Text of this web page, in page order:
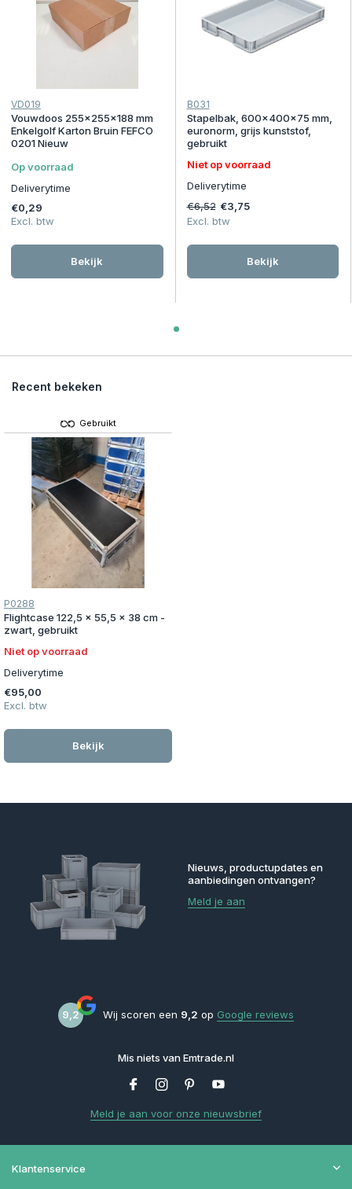
VD019
Vouwdoos 255x255x188 mm
Enkelgolf Karton Bruin FEFCO
0201 Nieuw
Op voorraad
Deliverytime
€0,29
Excl. btw
Bekijk
B031
Stapelbak, 600x400x75 mm,
euronorm, grijs kunststof,
gebruikt
Niet op voorraad
Deliverytime
€6,52 €3,75
Excl. btw
Bekijk
Recent bekeken
Gebruikt
P0288
Flightcase 122,5 x 55,5 x 38 cm -
zwart, gebruikt
Niet op voorraad
Deliverytime
€95,00
Excl. btw
Bekijk
Nieuws, productupdates en
aanbiedingen ontvangen?
Meld je aan
9,2 Wij scoren een 9,2 op Google reviews
Mis niets van Emtrade.nl
Meld je aan voor onze nieuwsbrief
Klantenservice